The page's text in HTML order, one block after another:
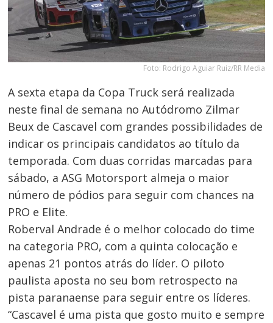
Foto: Rodrigo Aguiar Ruiz/RR Media
A sexta etapa da Copa Truck será realizada
neste final de semana no Autódromo Zilmar
Beux de Cascavel com grandes possibilidades de
indicar os principais candidatos ao título da
temporada. Com duas corridas marcadas para
sábado, a ASG Motorsport almeja o maior
número de pódios para seguir com chances na
PRO e Elite.
Roberval Andrade é o melhor colocado do time
na categoria PRO, com a quinta colocação e
apenas 21 pontos atrás do líder. O piloto
paulista aposta no seu bom retrospecto na
pista paranaense para seguir entre os líderes.
“Cascavel é uma pista que gosto muito e sempre